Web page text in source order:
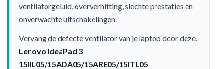
ventilatorgeluid, oververhitting, slechte prestaties en
onverwachte uitschakelingen.
Vervang de defecte ventilator van je laptop door deze.
Lenovo IdeaPad 3
15IIL05/15ADA05/15ARE05/15ITL05